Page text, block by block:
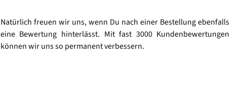
Natürlich freuen wir uns, wenn Du nach einer Bestellung ebenfalls
eine Bewertung hinterlässt. Mit fast 3000 Kundenbewertungen
können wir uns so permanent verbessern.